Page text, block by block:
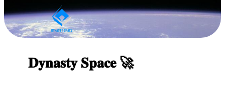
𝐃𝐲𝐧𝐚𝐬𝐭𝐲 𝐒𝐩𝐚𝐜𝐞 🚀